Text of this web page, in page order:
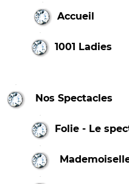
Accueil
1001 Ladies
Nos Spectacles
Folie - Le